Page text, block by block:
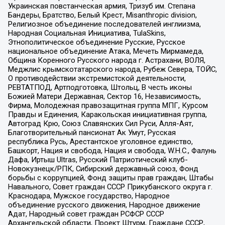
Украинская повстанческая армия, Тризуб им. Степана
Бандеры, Братство, Белый Крест, Misanthropic division,
Религиозное объединение последователей инглиизма,
Народная Социальная Инициатива, TulaSkins,
Этнополитическое объединение Русские, Русское
национальное объединение Атака, Мечеть Мирмамеда,
Община Коренного Русского народа г. Астрахани, ВОЛЯ,
Меджлис крымскотатарского народа, Рубеж Севера, ТОЙС,
О противодействии экстремистской деятельности,
РЕВТАТПОД, Артподготовка, Штольц, В честь иконы
Божией Матери Державная, Сектор 16, Независимость,
Фирма, Молодежная правозащитная группа МПГ, Курсом
Правды и Единения, Каракольская инициативная группа,
Автоград Крю, Союз Славянских Сил Руси, Алля-Аят,
Благотворительный пансионат Ак Умут, Русская
республика Русь, Арестантское уголовное единство,
Башкорт, Нация и свобода, Нация и свобода, W.H.С., Фалунь
Дафа, Иртыш Ultras, Русский Патриотический клуб-
Новокузнецк/РПК, Сибирский державный союз, Фонд
борьбы с коррупцией, Фонд защиты прав граждан, Штабы
Навального, Совет граждан СССР Прикубанского округа г.
Краснодара, Мужское государство, Народное
объединение русского движения, Народное движение
Адат, Народный совет граждан РСФСР СССР
Архангельской области, Проект Штурм, Граждане СССР,